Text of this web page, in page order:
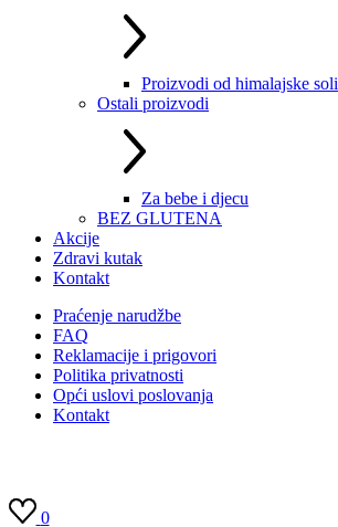
Proizvodi od himalajske soli
Ostali proizvodi
Za bebe i djecu
BEZ GLUTENA
Akcije
Zdravi kutak
Kontakt
Praćenje narudžbe
FAQ
Reklamacije i prigovori
Politika privatnosti
Opći uslovi poslovanja
Kontakt
0